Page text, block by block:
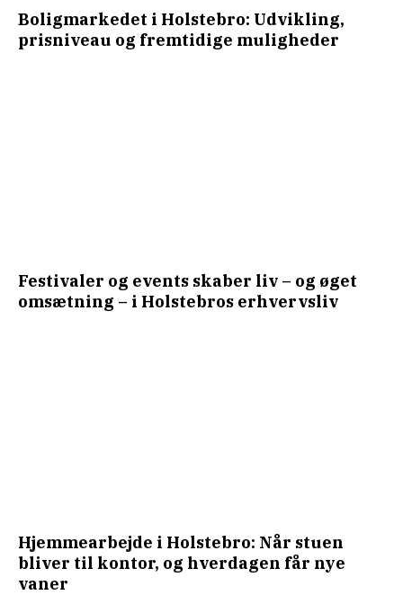
Boligmarkedet i Holstebro: Udvikling,
prisniveau og fremtidige muligheder
Festivaler og events skaber liv – og øget
omsætning – i Holstebros erhvervsliv
Hjemmearbejde i Holstebro: Når stuen
bliver til kontor, og hverdagen får nye
vaner